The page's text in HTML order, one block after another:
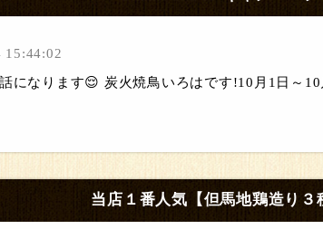
15:44:02
になります😌 炭火焼鳥いろはです!10月1日～
当店１番人気【但馬地鶏造り３